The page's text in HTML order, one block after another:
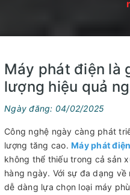
Máy phát điện là
lượng hiệu quả
Ngày đăng: 04/02/2025
Công nghệ ngày càng phát
lượng tăng cao. Máy phát điện
không thể thiếu trong cả sản
hàng ngày. Với sự đa dạng
dễ dàng lựa chọn loại máy